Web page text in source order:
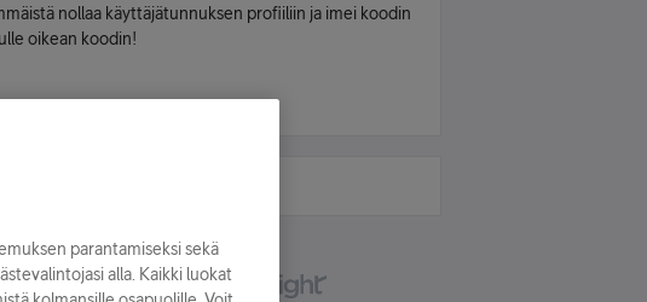
nollaa käyttäjätunnuksen profiiliin ja imei koodin
oikean koodin!
parantamiseksi sekä
alla. Kaikki luokat